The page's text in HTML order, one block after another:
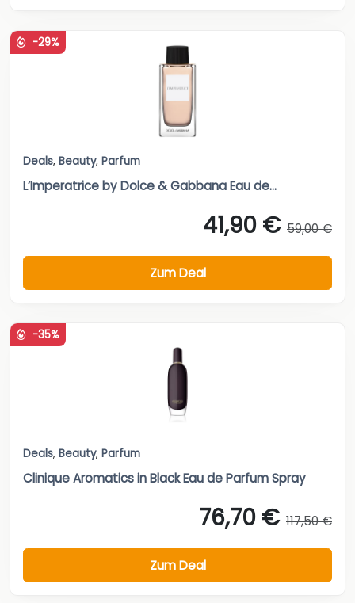
-29%
Deals, Beauty, Parfum
L’Imperatrice by Dolce & Gabbana Eau de...
41,90 € 59,00 €
Zum Deal
-35%
Deals, Beauty, Parfum
Clinique Aromatics in Black Eau de Parfum Spray
76,70 € 117,50 €
Zum Deal